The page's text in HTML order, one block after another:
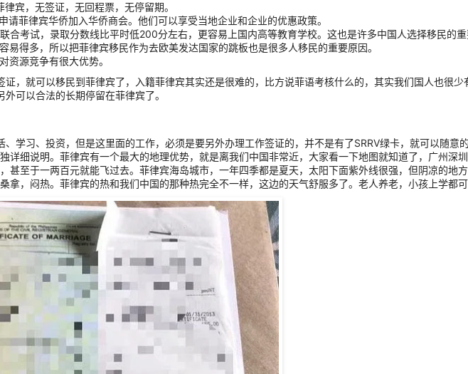
宾，无签证，无回程票，无停留期。
菲律宾华侨加入华侨商会。他们可以享受当地企业和企业的优惠政策。
合考试，录取分数线比平时低200分左右，更容易上国内高等教育学校。这也是许多中国人选择移民的
得多，所以把菲律宾移民作为去欧美发达国家的跳板也是很多人移民的重要原因。
资源竞争有很大优势。
证，就可以移民到菲律宾了，入籍菲律宾其实还是很难的，比方说菲语考核什么的，其实我们国人也很
可以合法的长期停留在菲律宾了。
学习、投资，但是这里面的工作，必须是要另外办理工作签证的，并不是有了SRRV绿卡，就可以随意
详细说明。菲律宾有一个最大的地理优势，就是离我们中国非常近，大家看一下地图就知道了，广州深
甚至于一两百元就能飞过去。菲律宾海岛城市，一年四季都是夏天，太阳下面紫外线很强，但阴凉的地
拿，闷热。菲律宾的热和我们中国的那种热完全不一样，这边的天气舒服多了。老人养老，小孩上学都